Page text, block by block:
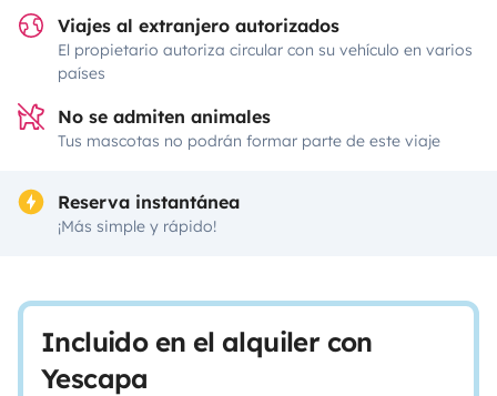
Viajes al extranjero autorizados
El propietario autoriza circular con su vehículo en varios
países
No se admiten animales
Tus mascotas no podrán formar parte de este viaje
Reserva instantánea
¡Más simple y rápido!
Incluido en el alquiler con
Yescapa